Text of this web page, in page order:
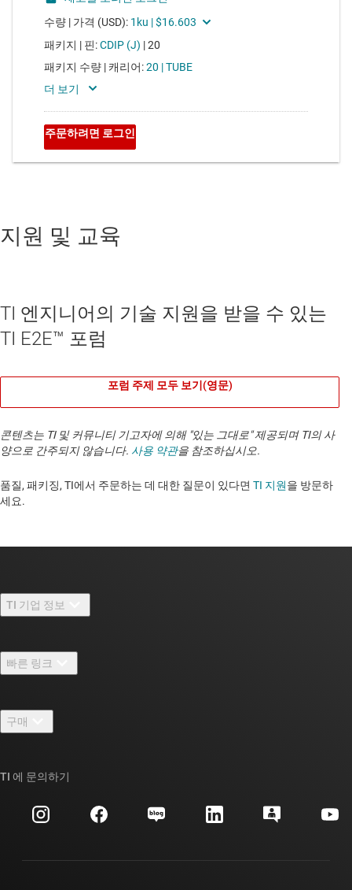
지원 및 교육
TI 엔지니어의 기술 지원을 받을 수 있는
TI E2E™ 포럼
포럼 주제 모두 보기(영문)
콘텐츠는 TI 및 커뮤니티 기고자에 의해 "있는 그대로" 제공되며 TI의 사
양으로 간주되지 않습니다. 사용 약관을 참조하십시오.
품질, 패키징, TI에서 주문하는 데 대한 질문이 있다면 TI 지원을 방문하
세요. ​​​​​​​​​​​​​​
TI 기업 정보
채용
뉴스룸
이벤트
투자 관계
빠른 링크
TI E2E™ 설계 지원 포럼
대체품 검색
고객 지원 센터
구매
주문 FAQ
TI 에 문의하기